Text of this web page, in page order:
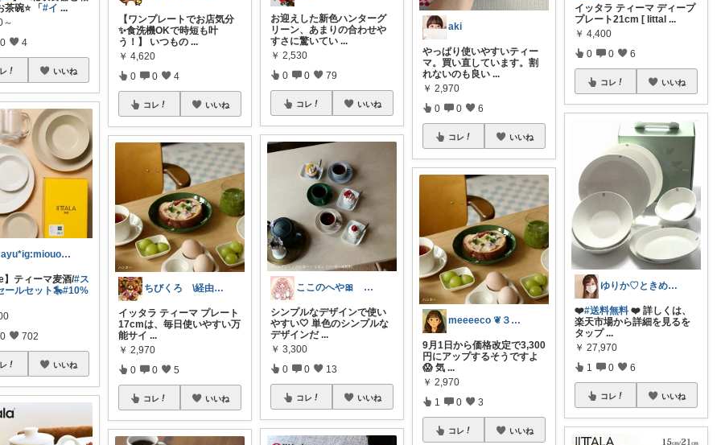
碗⭐️ 「#イ ...
～
0 4
いいね
mayu*ig:miouor_home
】ティーマ麦酒/#ス
ールセット🎠#10%
0 702
いいね
【ワンプレートでお店気分
✨食洗機OKで時短も叶
う！】 いつもの ...
￥ 4,620
0 0 4
コレ いいね
ちびくろ \経由購入ありがとうござます/
イッタラ ティーマ プレート
17cmは、毎日使いやすい万
能サイ ...
￥ 2,970
0 0 5
コレ いいね
お迎えした新色ハンターグ
リーン、あまりの合わせや
すさに驚いてい ...
￥ 2,530
0 0 79
コレ いいね
ここのへや🎀 ”新参者です🙂‍↕️
シンプルなデザインで使い
やすい🤍 単色のシンプルな
デザインだ ...
￥ 3,300
0 0 13
コレ いいね
aki
やっぱり使いやすいティー
マ。買い直しています。割
れないのも良い ...
￥ 2,970
0 0 6
コレ いいね
meeeeco ❦３児ママ ❦
9月1日から価格改定で3,300
円にアップするそうですよ
😱 気 ...
￥ 2,970
1 0 3
コレ いいね
イッタラ ティーマ ディープ
プレート21cm [ Iittal ...
￥ 4,400
0 0 6
コレ いいね
ゆりか♡ときめく暮らしと服✨️
❤️#送料無料 ❤️ 詳しくは、
楽天市場から詳細を見るを
タップ ...
￥ 27,970
1 0 6
コレ いいね